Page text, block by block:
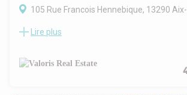
105 Rue Francois Hennebique, 13290
VALORIS MEDITERRANEE vous propose à la
coeur des Milles.
Ce site est idéal pour une activité
Lire plus